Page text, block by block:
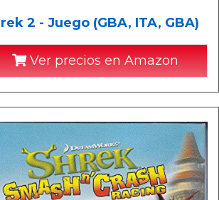
2 - Juego (GBA, ITA, GBA)
Ver precios en Amazon